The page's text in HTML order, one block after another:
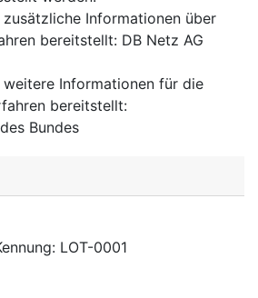
Informationen über
bereitstellt: DB Netz AG
weitere Informationen für die
bereitstellt:
Bundes
: LOT-0001